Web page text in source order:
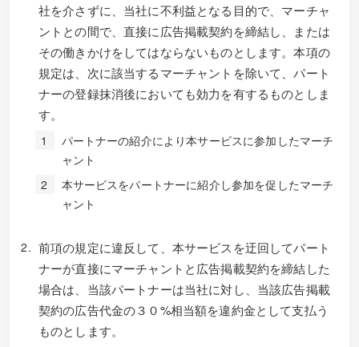
社を介さずに、当社に不利益となる目的で、マーチャ
ントとの間で、直接に広告掲載契約を締結し、または
その働きかけをしてはならないものとします。本項の
規定は、次に該当するマーチャントを除いて、パート
ナーの登録抹消後においても効力を有するものとしま
す。
パートナーの紹介により本サービスに参加したマーチ
ャント
本サービスをパートナーに紹介し参加を促したマーチ
ャント
前項の規定に違反して、本サービスを迂回してパート
ナーが直接にマーチャントと広告掲載契約を締結した
場合は、当該パートナーは当社に対し、当該広告掲載
契約の広告代金の３０%相当額を違約金として支払う
ものとします。